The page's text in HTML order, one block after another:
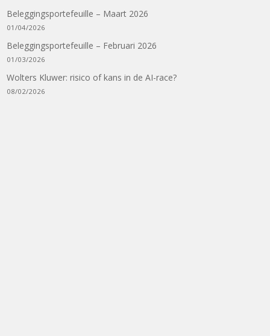
Beleggingsportefeuille – Maart 2026
01/04/2026
Beleggingsportefeuille – Februari 2026
01/03/2026
Wolters Kluwer: risico of kans in de AI-race?
08/02/2026